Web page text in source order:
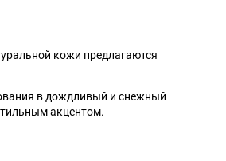
кожи предлагаются
в дождливый и снежный
акцентом.